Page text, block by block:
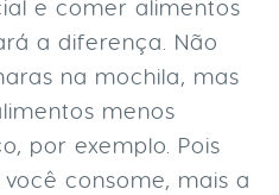
e comer alimentos
a diferença. Não
na mochila, mas
menos
por exemplo. Pois
consome, mais a